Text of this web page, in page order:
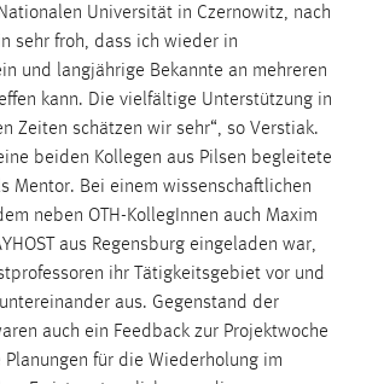
Universität in Czernowitz, nach
sehr froh, dass ich wieder in
und langjährige Bekannte an mehreren
kann. Die vielfältige Unterstützung in
Zeiten schätzen wir sehr“, so Verstiak.
beiden Kollegen aus Pilsen begleitete
Mentor. Bei einem wissenschaftlichen
neben OTH-KollegInnen auch Maxim
aus Regensburg eingeladen war,
ihr Tätigkeitsgebiet vor und
aus. Gegenstand der
auch ein Feedback zur Projektwoche
für die Wiederholung im
Pixel